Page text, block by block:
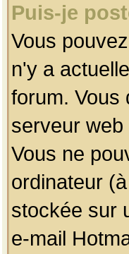
Puis-je
Vous
n'y a
forum. Vous
serveur
Vous ne
ordinateur
stockée sur
e-mail